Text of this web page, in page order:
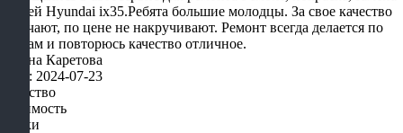
дверей Hyundai ix35.Ребята большие молодцы. За свое качество
отвечают, по цене не накручивают. Ремонт всегда делается по
срокам и повторюсь качество отличное.
Ульяна Каретова
Дата: 2024-07-23
Качество
Стоимость
Сроки